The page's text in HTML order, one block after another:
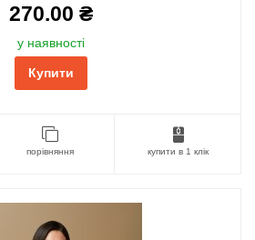
270.00 ₴
у наявності
Купити
порівняння купити в 1 клік